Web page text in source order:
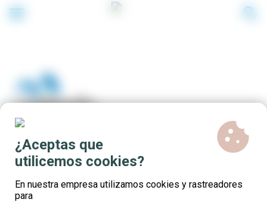
menu search
Certificados de
Profesionalidad en Vigo para
¿Aceptas que
utilicemos cookies?
cookie
En nuestra empresa utilizamos cookies y rastreadores
para